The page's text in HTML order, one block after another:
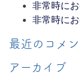
非常時に
非常時に
最近のコメン
アーカイブ